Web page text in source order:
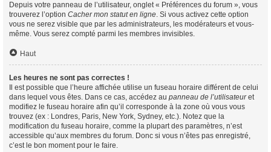
Depuis votre panneau de l’utilisateur, onglet « Préférences du forum », vous
trouverez l’option Cacher mon statut en ligne. Si vous activez cette option
vous ne serez visible que par les administrateurs, les modérateurs et vous-
même. Vous serez compté parmi les membres invisibles.
Haut
Les heures ne sont pas correctes !
Il est possible que l’heure affichée utilise un fuseau horaire différent de celui
dans lequel vous êtes. Dans ce cas, accédez au panneau de l’utilisateuret
modifiez le fuseau horaire afin qu’il corresponde à la zone où vous vous
trouvez (ex : Londres, Paris, New York, Sydney, etc.). Notez que la
modification du fuseau horaire, comme la plupart des paramètres, n’est
accessible qu’aux membres du forum. Donc si vous n’êtes pas enregistré,
c’est le bon moment pour le faire.